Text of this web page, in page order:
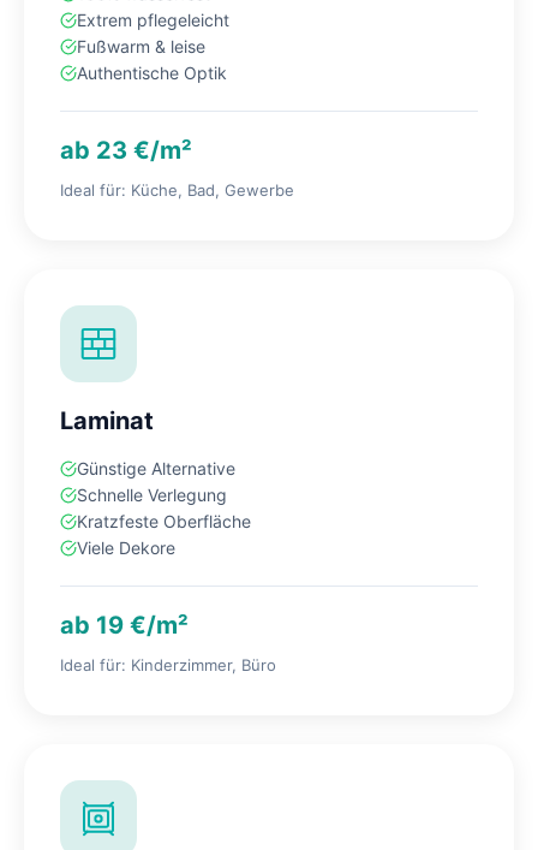
Extrem pflegeleicht
Fußwarm & leise
Authentische Optik
ab 23 €/m²
Ideal für: Küche, Bad, Gewerbe
Laminat
Günstige Alternative
Schnelle Verlegung
Kratzfeste Oberfläche
Viele Dekore
ab 19 €/m²
Ideal für: Kinderzimmer, Büro